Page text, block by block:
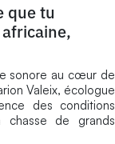
que tu
sonore au cœur de
Valeix, écologue
des conditions
chasse de grands